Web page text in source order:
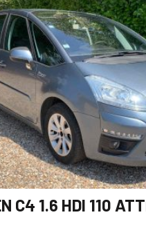
C4 1.6 HDI 110